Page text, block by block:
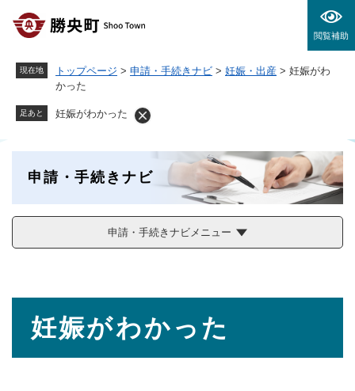
閲覧補助
現在地 トップページ > 申請・手続きナビ > 妊娠・出産 > 妊娠がわ
かった
足あと 妊娠がわかった
申請・手続きナビ
申請・手続きナビメニュー
妊娠がわかった